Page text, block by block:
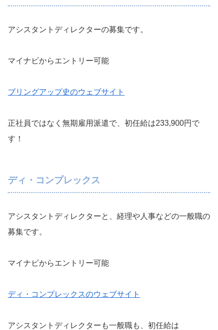
アシスタントディレクターの募集です。
マイナビからエントリー可能
ブリングアップ史のウェブサイト
正社員ではなく無期雇用派遣で、初任給は233,900円で
す！
ディ・コンプレックス
アシスタントディレクターと、経理や人事などの一般職の
募集です。
マイナビからエントリー可能
ディ・コンプレックスのウェブサイト
アシスタントディレクターも一般職も、初任給は